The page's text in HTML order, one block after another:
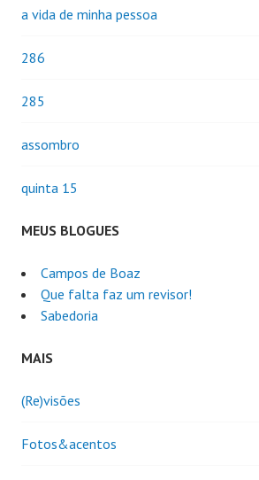
a vida de minha pessoa
286
285
assombro
quinta 15
MEUS BLOGUES
Campos de Boaz
Que falta faz um revisor!
Sabedoria
MAIS
(Re)visões
Fotos&acentos